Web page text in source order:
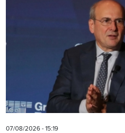
07/08/2026 - 15:19